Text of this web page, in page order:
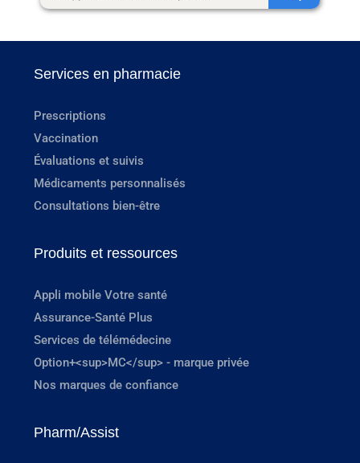
Services en pharmacie
Prescriptions
Vaccination
Évaluations et suivis
Médicaments personnalisés
Consultations bien-être
Produits et ressources
Appli mobile Votre santé
Assurance-Santé Plus
Services de télémédecine
Option+<sup>MC</sup> - marque privée
Nos marques de confiance
Pharm/Assist